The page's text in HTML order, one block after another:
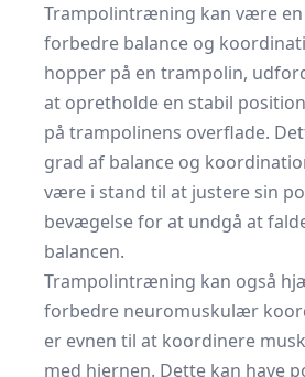
Trampolintræning kan være
forbedre balance og
hopper på en trampolin,
at opretholde en stabil
på trampolinens overflade.
grad af balance og
være i stand til at justere sin
bevægelse for at undgå at
balancen.
Trampolintræning kan også
forbedre neuromuskulær
er evnen til at koordinere
med hjernen. Dette kan have